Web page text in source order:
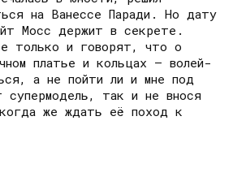
на Ванессе Паради. Но дату
Мосс держит в секрете.
только и говорят, что о
платье и кольцах – волей-
а не пойти ли и мне под
так и не внося
же ждать её поход к